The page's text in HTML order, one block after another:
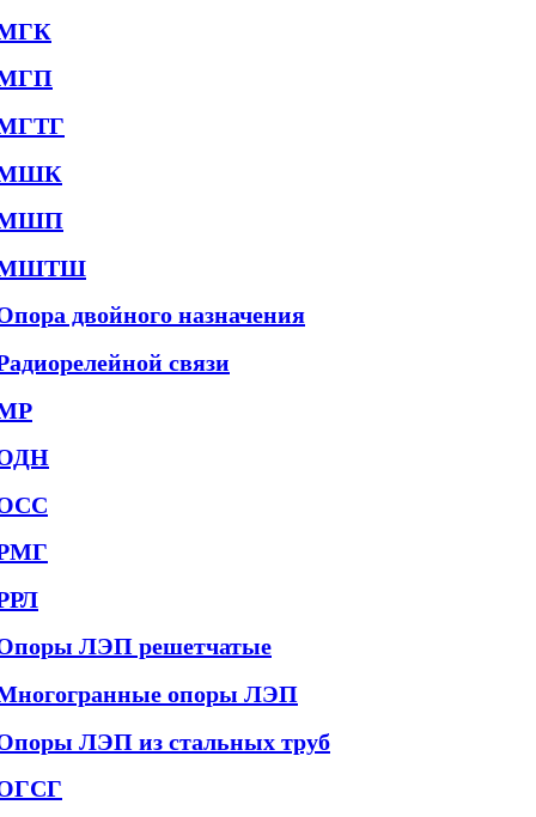
двойного назначения
связи
ЛЭП решетчатые
опоры ЛЭП
ЛЭП из стальных труб